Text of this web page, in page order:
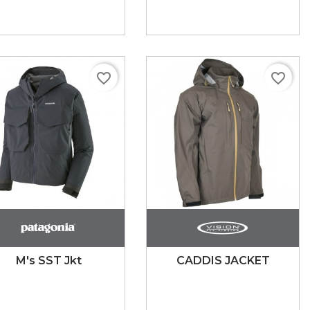
M's SST Jkt
favorite_border
CADDIS JACKET
favorite_border